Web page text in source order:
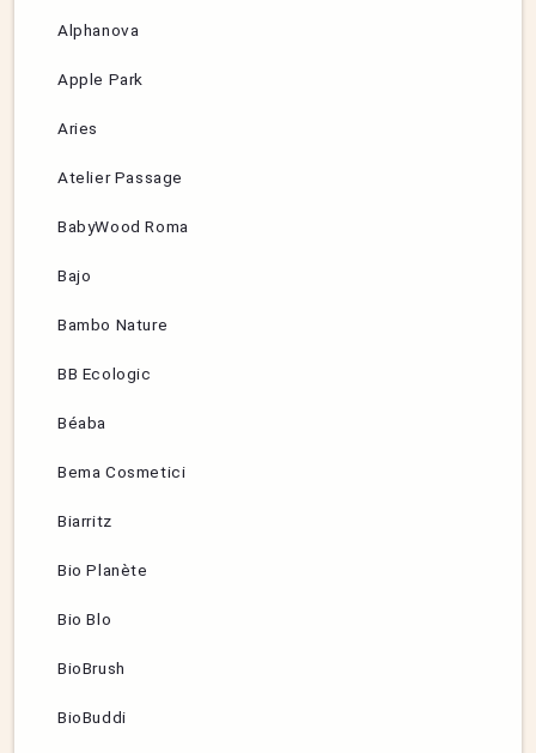
Alphanova
Apple Park
Aries
Atelier Passage
BabyWood Roma
Bajo
Bambo Nature
BB Ecologic
Béaba
Bema Cosmetici
Biarritz
Bio Planète
Bio Blo
BioBrush
BioBuddi